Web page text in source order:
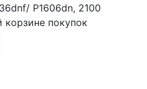
P1606dn, 2100
корзине покупок